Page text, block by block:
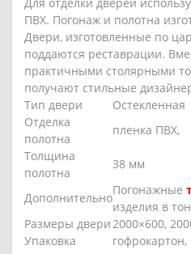
ПВХ. Погонаж и полотна
Двери, изготовленные по
поддаются реставрации.
практичными столярными
получают стильные
Тип двери
Остекленная
Отделка
полотна
пленка ПВХ,
Толщина
полотна
38 мм
Дополнительно
Погонажные
изделия в
Размеры двери 2000×600,
Упаковка